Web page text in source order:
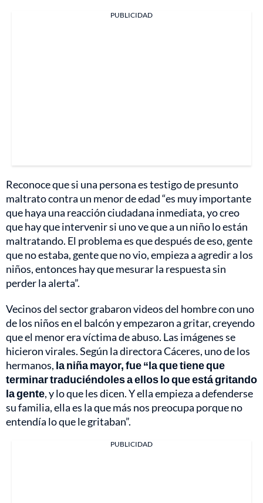
PUBLICIDAD
Reconoce que si una persona es testigo de presunto
maltrato contra un menor de edad “es muy importante
que haya una reacción ciudadana inmediata, yo creo
que hay que intervenir si uno ve que a un niño lo están
maltratando. El problema es que después de eso, gente
que no estaba, gente que no vio, empieza a agredir a los
niños, entonces hay que mesurar la respuesta sin
perder la alerta”.
Vecinos del sector grabaron videos del hombre con uno
de los niños en el balcón y empezaron a gritar, creyendo
que el menor era víctima de abuso. Las imágenes se
hicieron virales. Según la directora Cáceres, uno de los
hermanos, la niña mayor, fue “la que tiene que
terminar traduciéndoles a ellos lo que está gritando
la gente, y lo que les dicen. Y ella empieza a defenderse
su familia, ella es la que más nos preocupa porque no
entendía lo que le gritaban”.
PUBLICIDAD